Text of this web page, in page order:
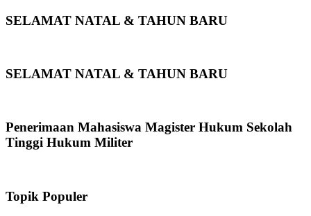
SELAMAT NATAL & TAHUN BARU
SELAMAT NATAL & TAHUN BARU
Penerimaan Mahasiswa Magister Hukum Sekolah
Tinggi Hukum Militer
Topik Populer